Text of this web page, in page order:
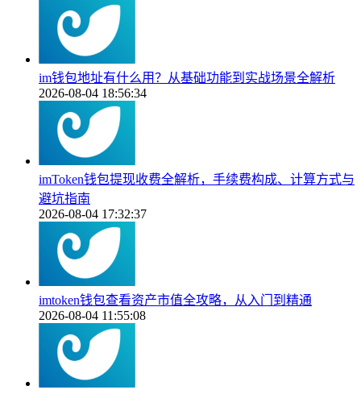
im钱包地址有什么用？从基础功能到实战场景全解析
2026-08-04 18:56:34
imToken钱包提现收费全解析，手续费构成、计算方式与
避坑指南
2026-08-04 17:32:37
imtoken钱包查看资产市值全攻略，从入门到精通
2026-08-04 11:55:08